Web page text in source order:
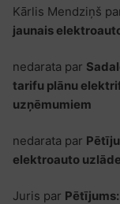
Kārlis Mendziņš
jaunais
nedarata par
tarifu plānu
uzņēmumiem
nedarata par
elektroauto
Juris par